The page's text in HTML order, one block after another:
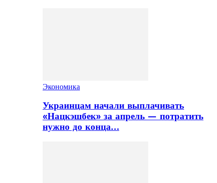
Экономика
Украинцам начали выплачивать
«Нацкэшбек» за апрель — потратить
нужно до конца…